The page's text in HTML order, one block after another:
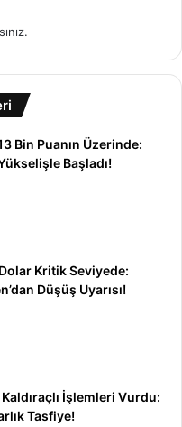
.
Bin Puanın Üzerinde:
Başladı!
Kritik Seviyede:
Düşüş Uyarısı!
İşlemleri Vurdu:
Tasfiye!